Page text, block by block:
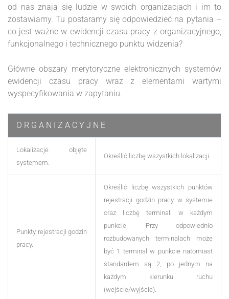
od nas znają się ludzie w swoich organizacjach i im to
zostawiamy. Tu postaramy się odpowiedzieć na pytania –
co jest ważne w ewidencji czasu pracy z organizacyjnego,
funkcjonalnego i technicznego punktu widzenia?
Główne obszary merytoryczne elektronicznych systemów
ewidencji czasu pracy wraz z elementami wartymi
wyspecyfikowania w zapytaniu.
O R G A N I Z A C Y J N E
Lokalizacje objęte
systemem.
Określić liczbę wszystkich lokalizacji.
Punkty rejestracji godzin
pracy.
Określić liczbę wszystkich punktów
rejestracji godzin pracy w systemie
oraz liczbę terminali w każdym
punkcie. Przy odpowiednio
rozbudowanych terminalach może
być 1 terminal w punkcie natomiast
standardem są 2, po jednym na
każdym kierunku ruchu
(wejście/wyjście).